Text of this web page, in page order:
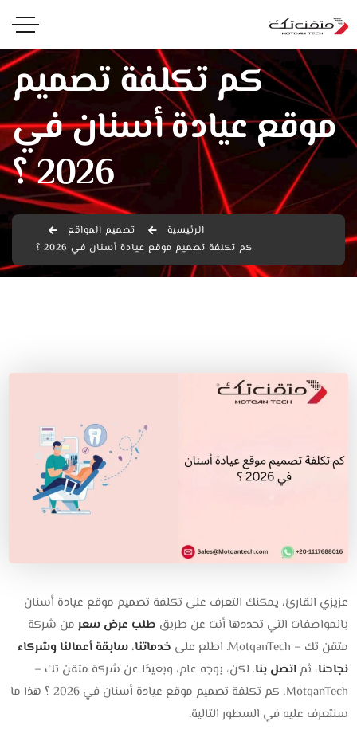
كم تكلفة تصميم
موقع عيادة أسنان في
2026 ؟
الرئيسية
تصميم المواقع
كم تكلفة تصميم موقع عيادة أسنان في 2026 ؟
عزيزي القارئ، يمكنك التعرف على تكلفة تصميم موقع عيادة أسنان
بالمواصفات التي تحددها أنت عن طريق طلب عرض سعر من شركة
متقن تك – MotqanTech. اطلع على
خدماتنا،سابقة أعمالنا وشركاء
نجاحنا، ثماتصل بنا. لكن، بوجه عام، وبعيدًا عن شركة متقن تك –
MotqanTech، كم تكلفة تصميم موقع عيادة أسنان في 2026 ؟ هذا ما
سنتعرف عليه في السطور التالية.